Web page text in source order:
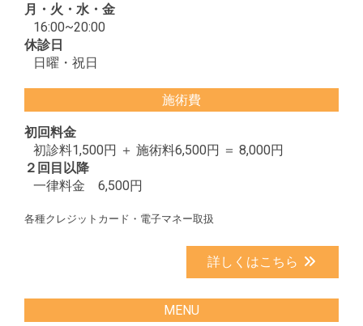
月・火・水・金
16:00~20:00
休診日
日曜・祝日
施術費
初回料金
初診料1,500円 ＋ 施術料6,500円 ＝ 8,000円
２回目以降
一律料金 6,500円
各種クレジットカード・電子マネー取扱
詳しくはこちら
MENU